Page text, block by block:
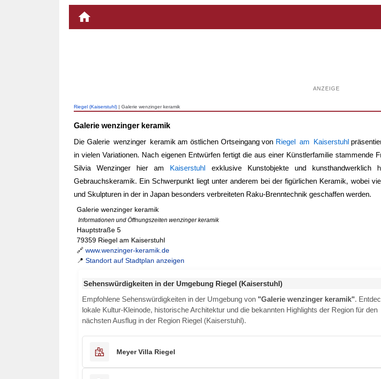
ANZEIGE
Riegel (Kaiserstuhl) | Galerie wenzinger keramik
Galerie wenzinger keramik
Die Galerie wenzinger keramik am östlichen Ortseingang von Riegel am Kaiserstuhl
in vielen Variationen. Nach eigenen Entwürfen fertigt die aus einer Künstlerfamilie stammende
Silvia Wenzinger hier am Kaiserstuhl exklusive Kunstobjekte und kunsthandwerklich
Gebrauchskeramik. Ein Schwerpunkt liegt unter anderem bei der figürlichen Keramik, wobei
und Skulpturen in der in Japan besonders verbreiteten Raku-Brenntechnik geschaffen werden.
Galerie wenzinger keramik
Informationen und Öffnungszeiten wenzinger keramik
Hauptstraße 5
79359 Riegel am Kaiserstuhl
🔗 www.wenzinger-keramik.de
📍 Standort auf Stadtplan anzeigen
Sehenswürdigkeiten in der Umgebung Riegel (Kaiserstuhl)
Empfohlene Sehenswürdigkeiten in der Umgebung von "Galerie wenzinger keramik".
lokale Kultur-Kleinode, historische Architektur und die bekannten Highlights der Region für den
nächsten Ausflug in der Region Riegel (Kaiserstuhl).
Meyer Villa Riegel